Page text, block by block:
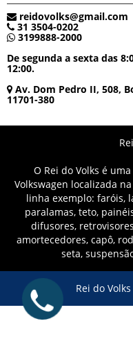
reidovolks@gmail.com
31 3504-0202
3199888-2000
De segunda a sexta das
12:00.
Av. Dom Pedro II, 508,
11701-380
O Rei do Volks é
Volkswagen localizada
linha exemplo: faróis,
paralamas, teto,
difusores,
amortecedores, capô,
seta,
Rei do Volks